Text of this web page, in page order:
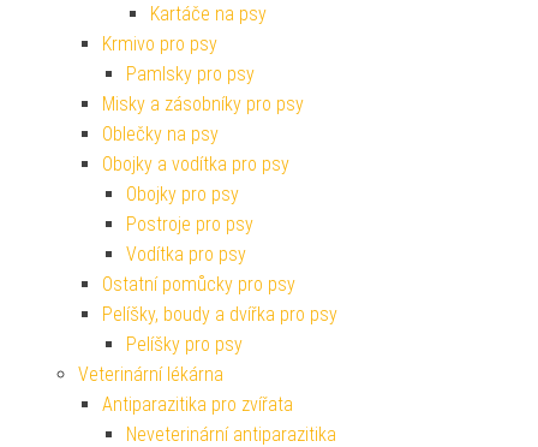
Kartáče na psy
Krmivo pro psy
Pamlsky pro psy
Misky a zásobníky pro psy
Oblečky na psy
Obojky a vodítka pro psy
Obojky pro psy
Postroje pro psy
Vodítka pro psy
Ostatní pomůcky pro psy
Pelíšky, boudy a dvířka pro psy
Pelíšky pro psy
Veterinární lékárna
Antiparazitika pro zvířata
Neveterinární antiparazitika